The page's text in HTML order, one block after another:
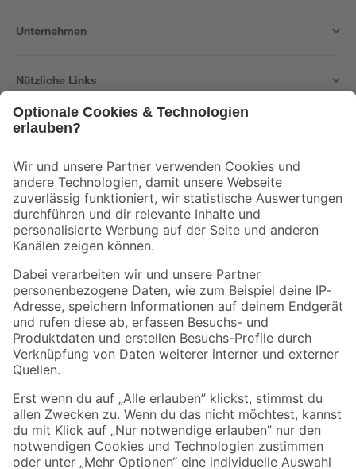
Unternehmen
Nützliche Links
Der toom Newsletter: Keine Angebote und Aktionen mehr verpassen!
Zur Newsletter Anmeldung
Folge uns
Zahlungsarten Versandarten
Sicher einkaufen
Jetzt die toom-App herunterladen